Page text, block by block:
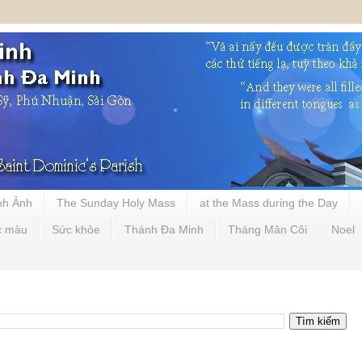
Ảnh The Sunday Holy Mass at the Mass during the Day
màu Sức khỏe Thánh Đa Minh Tháng Mân Côi Noel